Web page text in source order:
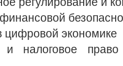
цифровой экономике
и налоговое